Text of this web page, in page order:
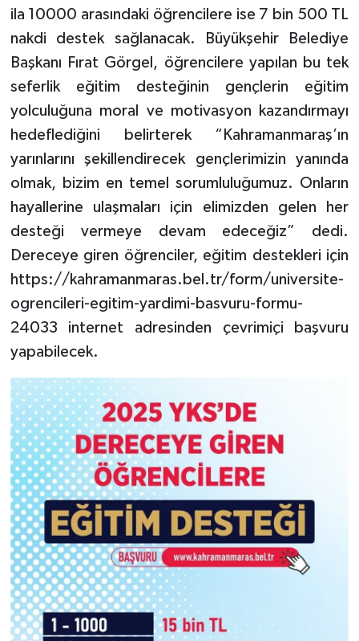
ila 10000 arasındaki öğrencilere ise 7 bin 500 TL
nakdi destek sağlanacak. Büyükşehir Belediye
Başkanı Fırat Görgel, öğrencilere yapılan bu tek
seferlik eğitim desteğinin gençlerin eğitim
yolculuğuna moral ve motivasyon kazandırmayı
hedeflediğini belirterek “Kahramanmaraş’ın
yarınlarını şekillendirecek gençlerimizin yanında
olmak, bizim en temel sorumluluğumuz. Onların
hayallerine ulaşmaları için elimizden gelen her
desteği vermeye devam edeceğiz” dedi.
Dereceye giren öğrenciler, eğitim destekleri için
https://kahramanmaras.bel.tr/form/universite-
ogrencileri-egitim-yardimi-basvuru-formu-
24033 internet adresinden çevrimiçi başvuru
yapabilecek.